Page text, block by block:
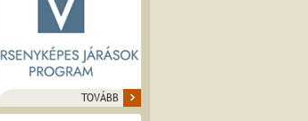
TOVÁBB